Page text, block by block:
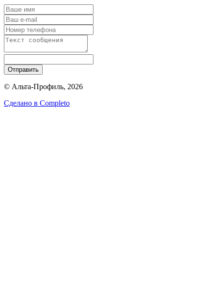
Отправить
© Альта-Профиль, 2026
Сделано в Completo